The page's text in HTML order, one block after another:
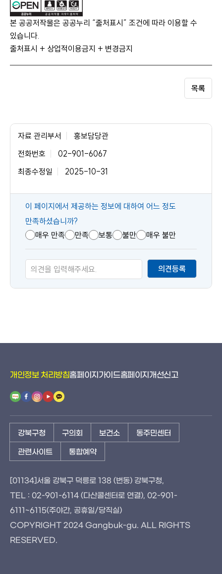
본 공공저작물은 공공누리 “출처표시” 조건에 따라 이용할 수
있습니다.
출처표시 + 상업적이용금지 + 변경금지
목록
자료 관리부서
홍보담당관
전화번호
02-901-6067
최종수정일
2025-10-31
콘
텐
츠
만
족
도
이 페이지에서 제공하는 정보에 대하여 어느 정도
만족하셨습니까?
매우 만족
만족 보통 불만 매우 불만
의견등록
개인정보 처리방침홈페이지가이드홈페이지개선신고
강북구청 구의회 보건소 동주민센터
관련사이트 통합예약
[01134]서울 강북구 덕릉로 138 (번동) 강북구청,
TEL : 02-901-6114 (다산콜센터로 연결), 02-901-
6111~6115(주야간, 공휴일/당직실)
COPYRIGHT 2024 Gangbuk-gu. ALL RIGHTS
RESERVED.